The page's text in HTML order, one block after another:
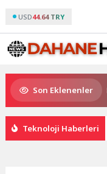
USD44.64 TRY
Son Eklenenler
World Cup Heyecanı
Teknoloji Haberleri